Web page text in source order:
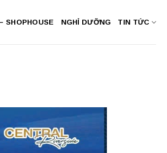
SHOPHOUSE NGHỈ DƯỠNG TIN TỨC